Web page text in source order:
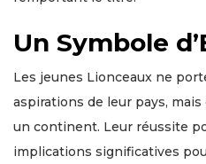
Un Symbole
Les jeunes Lionceaux ne
aspirations de leur pays,
un continent. Leur réussite
implications significatives